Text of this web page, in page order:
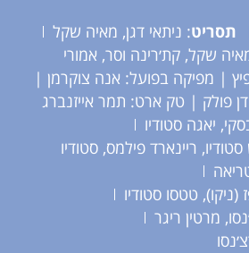
תסריט: ניתאי דגן, מאיה שקל
שקל, קת׳רינה וסר, אמורי
| מפיקה בפועל: אנה צוקרמן |
פולק | טק ארט: תמר אייזנברג
יאגה סטודיו
ריינארד פילמס, סטודיו
(ניקו), טטסו סטודיו
מרטין ריגר